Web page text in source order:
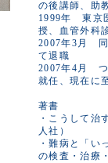
の後講師、助
1999年 東京
授、血管外科
2007年3月 同
て退職
2007年4月 つ
就任、現在に
著書
・こうして治
人社）
・難病と「い
の検査・治療